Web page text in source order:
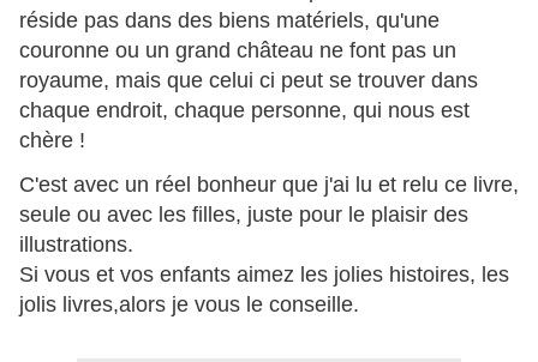
réside pas dans des biens matériels, qu'une
couronne ou un grand château ne font pas un
royaume, mais que celui ci peut se trouver dans
chaque endroit, chaque personne, qui nous est
chère !
C'est avec un réel bonheur que j'ai lu et relu ce livre,
seule ou avec les filles, juste pour le plaisir des
illustrations.
Si vous et vos enfants aimez les jolies histoires, les
jolis livres,alors je vous le conseille.